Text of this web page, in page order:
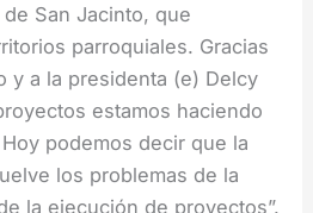
San Jacinto, que
parroquiales. Gracias
y a la presidenta (e) Delcy
estamos haciendo
podemos decir que la
los problemas de la
la ejecución de proyectos”.